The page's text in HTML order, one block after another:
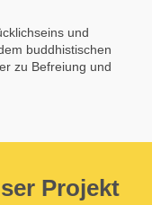
und
buddhistischen
zu Befreiung und
Projekt